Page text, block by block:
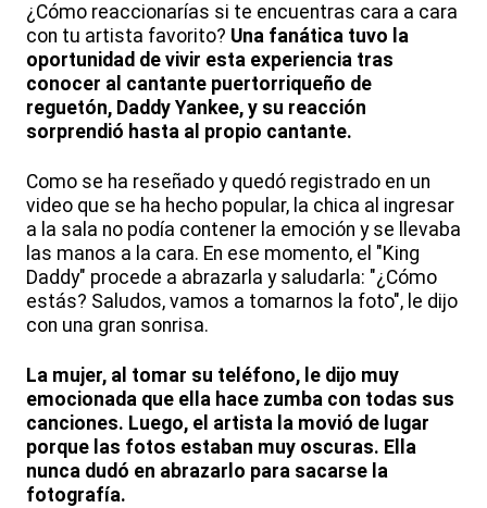
¿Cómo reaccionarías si te encuentras cara a cara
con tu artista favorito? Una fanática tuvo la
oportunidad de vivir esta experiencia tras
conocer al cantante puertorriqueño de
reguetón, Daddy Yankee, y su reacción
sorprendió hasta al propio cantante.
Como se ha reseñado y quedó registrado en un
video que se ha hecho popular, la chica al ingresar
a la sala no podía contener la emoción y se llevaba
las manos a la cara. En ese momento, el "King
Daddy" procede a abrazarla y saludarla: "¿Cómo
estás? Saludos, vamos a tomarnos la foto", le dijo
con una gran sonrisa.
La mujer, al tomar su teléfono, le dijo muy
emocionada que ella hace zumba con todas sus
canciones. Luego, el artista la movió de lugar
porque las fotos estaban muy oscuras. Ella
nunca dudó en abrazarlo para sacarse la
fotografía.